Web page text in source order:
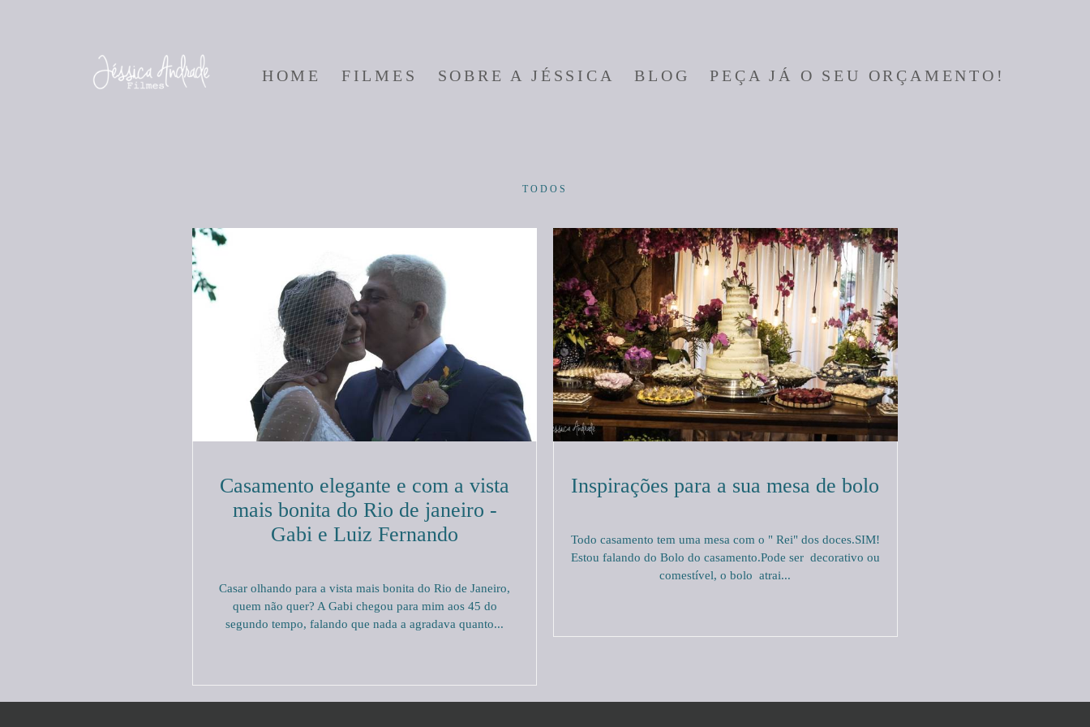
HOME FILMES SOBRE A JÉSSICA BLOG PEÇA JÁ O SEU ORÇAMENTO!
TODOS
Casamento elegante e com a vista
mais bonita do Rio de janeiro -
Gabi e Luiz Fernando
Casar olhando para a vista mais bonita do Rio de Janeiro,
quem não quer? A Gabi chegou para mim aos 45 do
segundo tempo, falando que nada a agradava quanto...
Inspirações para a sua mesa de bolo
Todo casamento tem uma mesa com o " Rei" dos doces.SIM!
Estou falando do Bolo do casamento.Pode ser decorativo ou
comestível, o bolo atrai...